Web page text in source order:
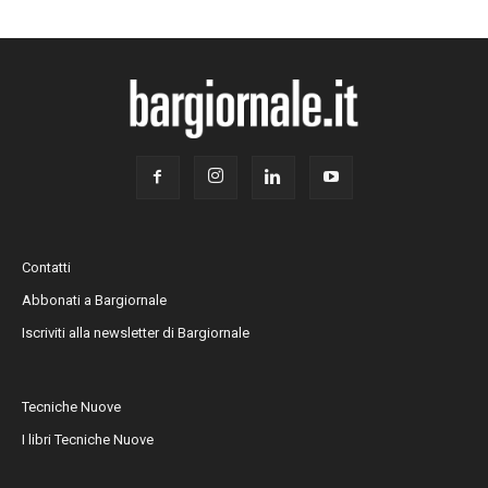
Contatti
Abbonati a Bargiornale
Iscriviti alla newsletter di Bargiornale
Tecniche Nuove
I libri Tecniche Nuove